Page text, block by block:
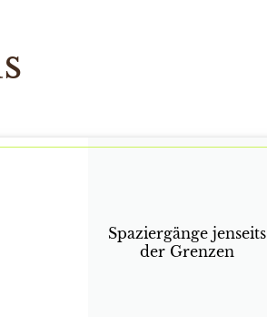
Spaziergänge jenseits
der Grenzen